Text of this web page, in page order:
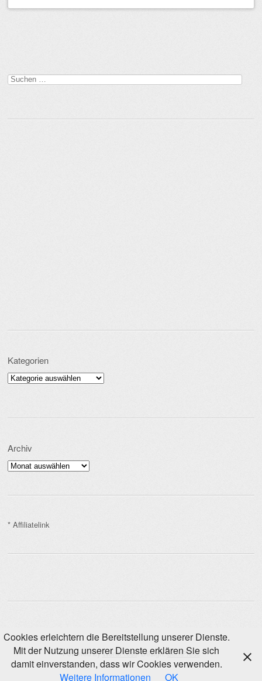
Suchen
nach:
Kategorien
Kategorien
Archiv
Archiv
* Affiliatelink
Powered byWordPress. Design:SemPress
Cookies erleichtern die Bereitstellung unserer Dienste.
Mit der Nutzung unserer Dienste erklären Sie sich
damit einverstanden, dass wir Cookies verwenden.
Weitere Informationen
OK